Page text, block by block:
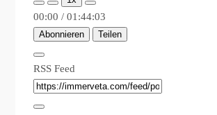
00:00 / 01:44:03
Abonnieren Teilen
RSS Feed